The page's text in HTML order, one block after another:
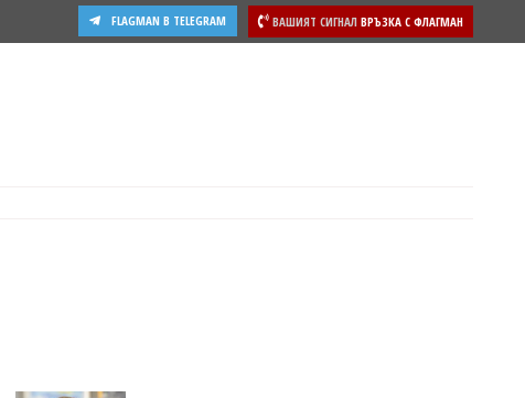
ВАШИЯТ СИГНАЛ ВРЪЗКА С ФЛАГМАН
FLAGMAN В TELEGRAM